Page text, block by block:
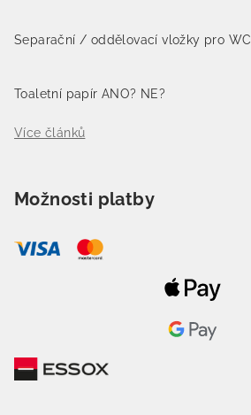
Separační / oddělovací vložky pro WC
Toaletní papír ANO? NE?
Více článků
Možnosti platby